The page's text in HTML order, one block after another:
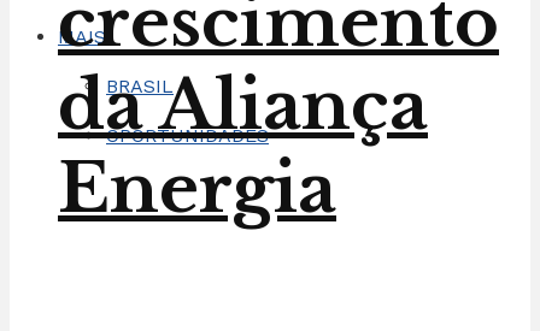
MAIS
BRASIL
OPORTUNIDADES
crescimento
da Aliança
Energia